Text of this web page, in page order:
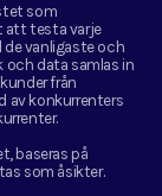
som
att testa varje
de vanligaste och
och data samlas in
från
av konkurrenters
baseras på
som åsikter.